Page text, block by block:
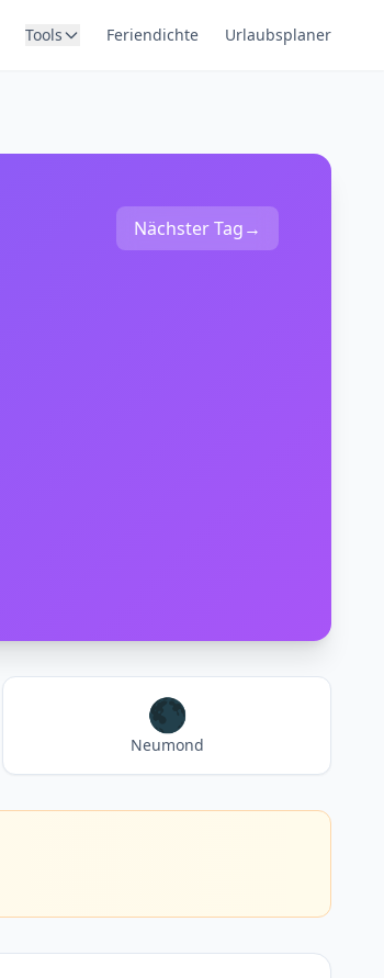
Tools Feriendichte Urlaubsplaner
Nächster Tag→
🌑
Neumond